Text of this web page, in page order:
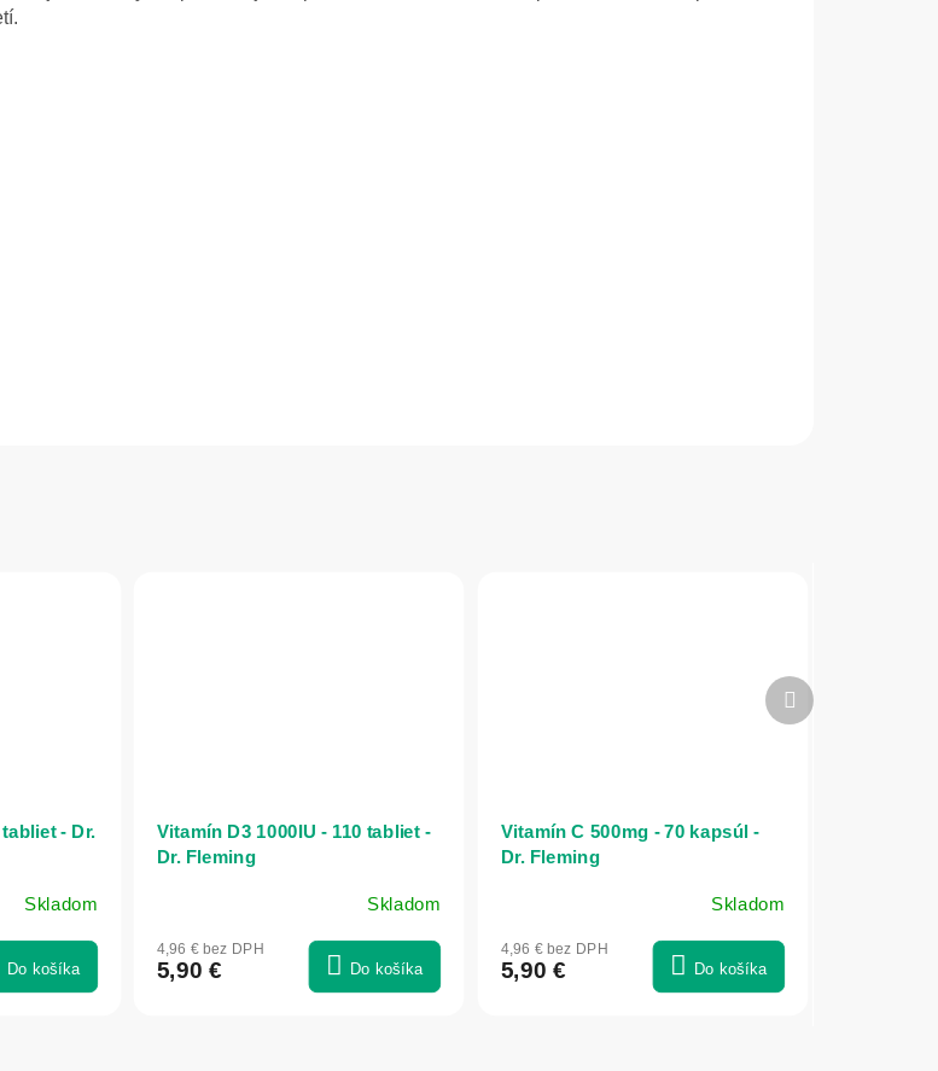
- Dr.
Skladom
Do košíka
Vitamín D3 1000IU - 110 tabliet -
Dr. Fleming
Skladom
4,96 € bez DPH
5,90 € Do košíka
Vitamín C 500mg - 70 kapsúl -
Dr. Fleming
Skladom
4,96 € bez DPH
5,90 € Do košíka
Ďalší
produkt